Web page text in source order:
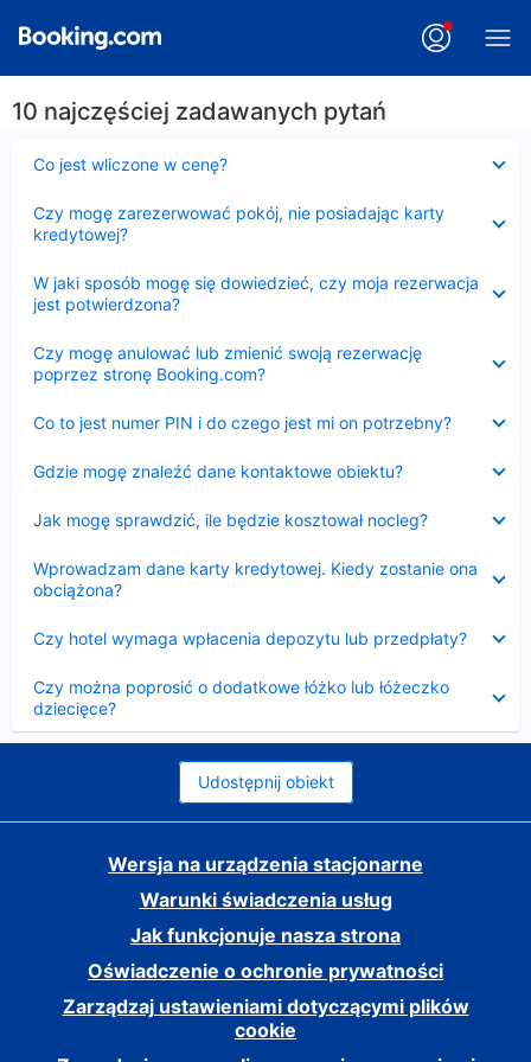
10 najczęściej zadawanych pytań
Co jest wliczone w cenę?
Czy mogę zarezerwować pokój, nie posiadając karty
kredytowej?
W jaki sposób mogę się dowiedzieć, czy moja rezerwacja
jest potwierdzona?
Czy mogę anulować lub zmienić swoją rezerwację
poprzez stronę Booking.com?
Co to jest numer PIN i do czego jest mi on potrzebny?
Gdzie mogę znaleźć dane kontaktowe obiektu?
Jak mogę sprawdzić, ile będzie kosztował nocleg?
Wprowadzam dane karty kredytowej. Kiedy zostanie ona
obciążona?
Czy hotel wymaga wpłacenia depozytu lub przedpłaty?
Czy można poprosić o dodatkowe łóżko lub łóżeczko
dziecięce?
Udostępnij obiekt
Wersja na urządzenia stacjonarne
Warunki świadczenia usług
Jak funkcjonuje nasza strona
Oświadczenie o ochronie prywatności
Zarządzaj ustawieniami dotyczącymi plików
cookie